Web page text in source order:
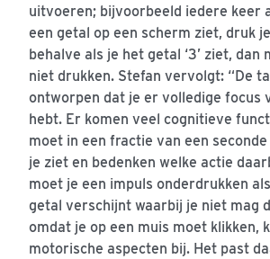
uitvoeren; bijvoorbeeld iedere keer
een getal op een scherm ziet, druk
behalve als je het getal ‘3’ ziet, dan
niet drukken. Stefan vervolgt: “De
ontworpen dat je er volledige focus
hebt. Er komen veel cognitieve
moet in een fractie van een seconde
je ziet en bedenken welke actie
moet je een impuls onderdrukken als
getal verschijnt waarbij je niet mag
omdat je op een muis moet klikken,
motorische aspecten bij. Het past